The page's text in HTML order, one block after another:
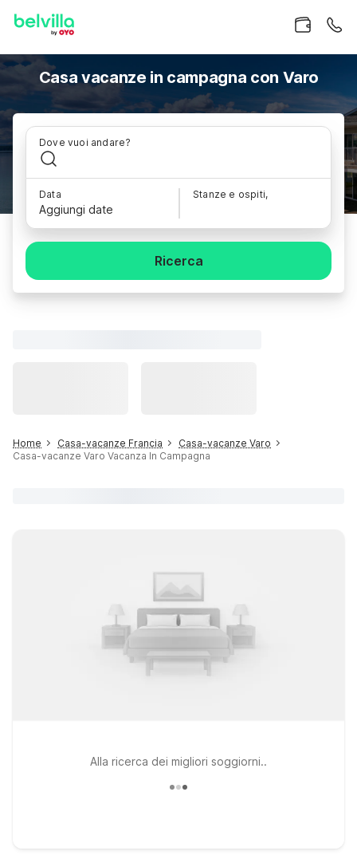
Casa vacanze in campagna con Varo
Dove vuoi andare?
Data
Aggiungi date
Stanze e ospiti,
Ricerca
Home Casa-vacanze Francia
Casa-vacanze Varo
Casa-vacanze Varo Vacanza In Campagna
Alla ricerca dei migliori soggiorni..